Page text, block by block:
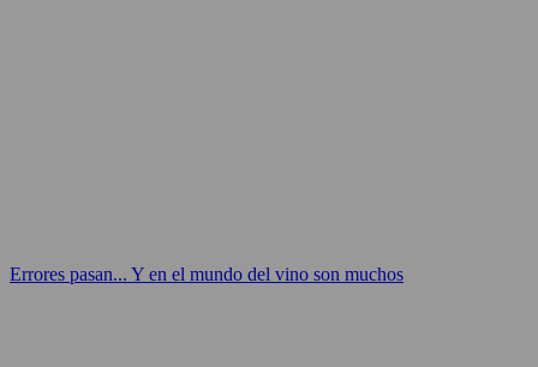
Errores pasan... Y en el mundo del vino son muchos